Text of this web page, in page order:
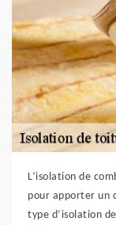
L’isolation de
pour apporter un
type d’isolation